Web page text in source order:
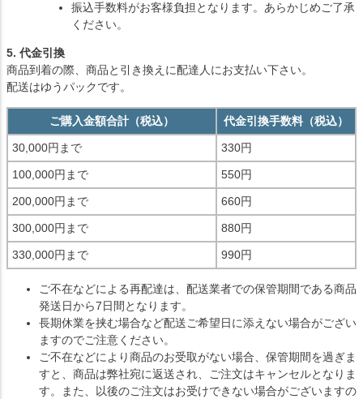
振込手数料がお客様負担となります。あらかじめご了承
ください。
5. 代金引換
商品到着の際、商品と引き換えに配達人にお支払い下さい。
配送はゆうパックです。
ご購入金額合計（税込） 代金引換手数料（税込）
30,000円まで 330円
100,000円まで 550円
200,000円まで 660円
300,000円まで 880円
330,000円まで 990円
ご不在などによる再配達は、配送業者での保管期間である商品
発送日から7日間となります。
長期休業を挟む場合など配送ご希望日に添えない場合がござい
ますのでご注意ください。
ご不在などにより商品のお受取がない場合、保管期間を過ぎま
すと、商品は弊社宛に返送され、ご注文はキャンセルとなりま
す。また、以後のご注文はお受けできない場合がございますの